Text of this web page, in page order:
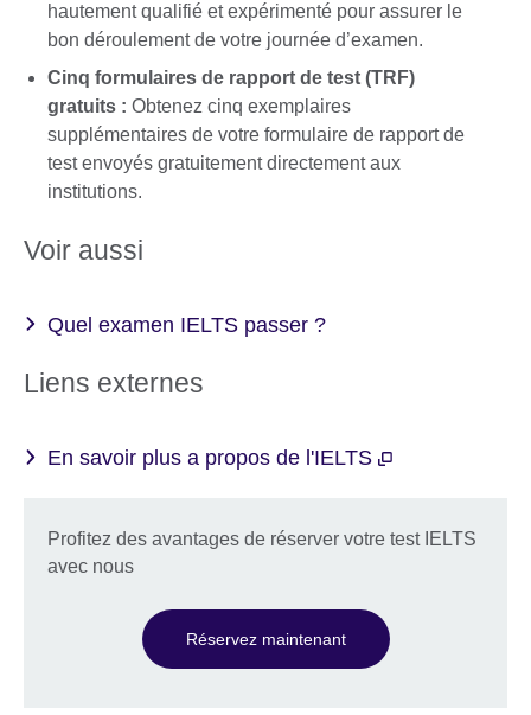
hautement qualifié et expérimenté pour assurer le
bon déroulement de votre journée d’examen.
Cinq formulaires de rapport de test (TRF)
gratuits : Obtenez cinq exemplaires
supplémentaires de votre formulaire de rapport de
test envoyés gratuitement directement aux
institutions.
Voir aussi
Quel examen IELTS passer ?
Liens externes
En savoir plus a propos de l'IELTS
Profitez des avantages de réserver votre test IELTS
avec nous
Réservez maintenant